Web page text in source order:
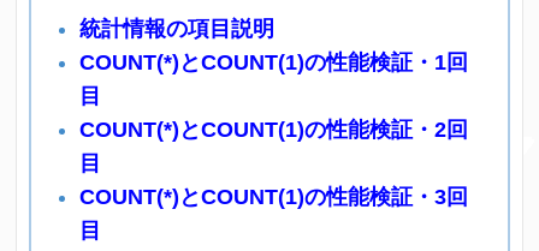
統計情報の項目説明
COUNT(*)とCOUNT(1)の性能検証・1回
目
COUNT(*)とCOUNT(1)の性能検証・2回
目
COUNT(*)とCOUNT(1)の性能検証・3回
目